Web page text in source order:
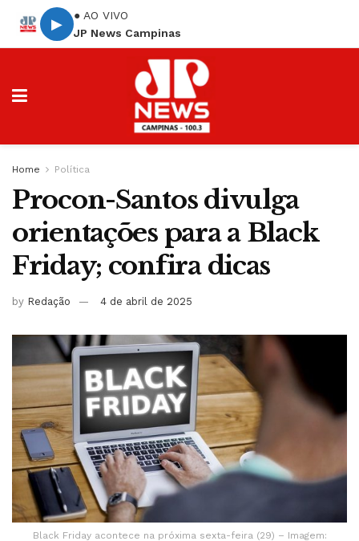
▶
● AO VIVO
JP News Campinas
Home Política
Procon-Santos divulga
orientações para a Black
Friday; confira dicas
by Redação 4 de abril de 2025
Black Friday acontece na próxima sexta-feira (29) – Imagem: